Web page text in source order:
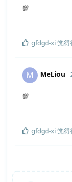
💯
gfdgd-xi觉得
M MeLiou
💯
gfdgd-xi觉得